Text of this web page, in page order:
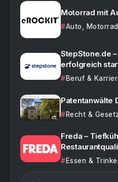
Motorrad mit
Auto,
StepStone.de
erfolgreich
Beruf &
Patentanwälte
Recht &
Freda –
Essen &